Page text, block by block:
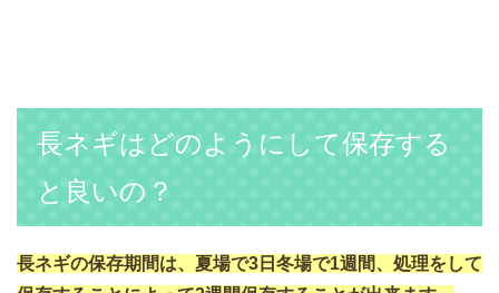
長ネギはどのようにして保存する
と良いの？
長ネギの保存期間は、夏場で3日冬場で1週間、処理をして